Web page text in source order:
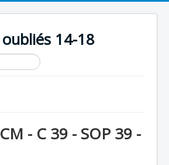
14-18
- C 39 - SOP 39 -